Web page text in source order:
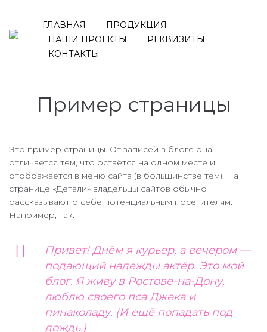
ГЛАВНАЯ
ПРОДУКЦИЯ
НАШИ ПРОЕКТЫ
РЕКВИЗИТЫ
КОНТАКТЫ
Пример страницы
Это пример страницы. От записей в блоге она
отличается тем, что остаётся на одном месте и
отображается в меню сайта (в большинстве тем). На
странице «Детали» владельцы сайтов обычно
рассказывают о себе потенциальным посетителям.
Например, так:
Привет! Днём я курьер, а вечером —
подающий надежды актёр. Это мой
блог. Я живу в Ростове-на-Дону,
люблю своего пса Джека и
пинаколаду. (И ещё попадать под
дождь.)